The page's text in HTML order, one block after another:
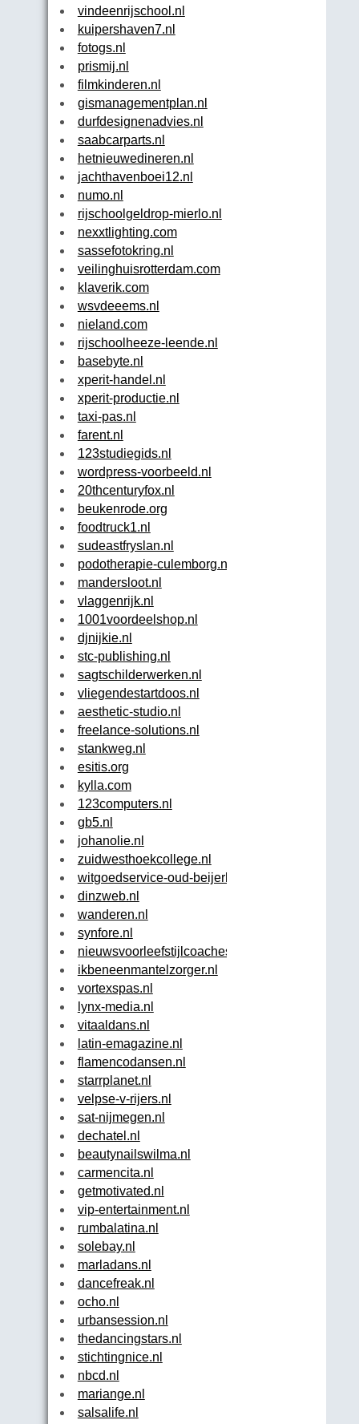
vindeenrijschool.nl
kuipershaven7.nl
fotogs.nl
prismij.nl
filmkinderen.nl
gismanagementplan.nl
durfdesignenadvies.nl
saabcarparts.nl
hetnieuwedineren.nl
jachthavenboei12.nl
numo.nl
rijschoolgeldrop-mierlo.nl
nexxtlighting.com
sassefotokring.nl
veilinghuisrotterdam.com
klaverik.com
wsvdeeems.nl
nieland.com
rijschoolheeze-leende.nl
basebyte.nl
xperit-handel.nl
xperit-productie.nl
taxi-pas.nl
farent.nl
123studiegids.nl
wordpress-voorbeeld.nl
20thcenturyfox.nl
beukenrode.org
foodtruck1.nl
sudeastfryslan.nl
podotherapie-culemborg.nl
mandersloot.nl
vlaggenrijk.nl
1001voordeelshop.nl
djnijkie.nl
stc-publishing.nl
sagtschilderwerken.nl
vliegendestartdoos.nl
aesthetic-studio.nl
freelance-solutions.nl
stankweg.nl
esitis.org
kylla.com
123computers.nl
gb5.nl
johanolie.nl
zuidwesthoekcollege.nl
witgoedservice-oud-beijerland.nl
dinzweb.nl
wanderen.nl
synfore.nl
nieuwsvoorleefstijlcoaches.nl
ikbeneenmantelzorger.nl
vortexspas.nl
lynx-media.nl
vitaaldans.nl
latin-emagazine.nl
flamencodansen.nl
starrplanet.nl
velpse-v-rijers.nl
sat-nijmegen.nl
dechatel.nl
beautynailswilma.nl
carmencita.nl
getmotivated.nl
vip-entertainment.nl
rumbalatina.nl
solebay.nl
marladans.nl
dancefreak.nl
ocho.nl
urbansession.nl
thedancingstars.nl
stichtingnice.nl
nbcd.nl
mariange.nl
salsalife.nl